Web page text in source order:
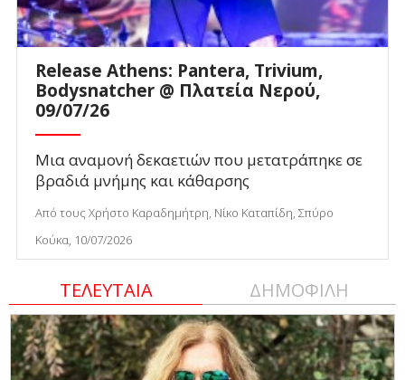
Release Athens: Pantera, Trivium,
Bodysnatcher @ Πλατεία Νερού,
09/07/26
Μια αναμονή δεκαετιών που μετατράπηκε σε
βραδιά μνήμης και κάθαρσης
Από τους Χρήστο Καραδημήτρη, Νίκο Καταπίδη, Σπύρο
Κούκα, 10/07/2026
ΤΕΛΕΥΤΑΙΑ ΔΗΜΟΦΙΛΗ